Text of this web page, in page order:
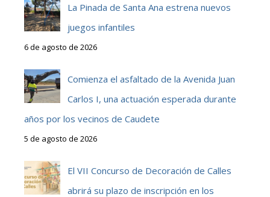
La Pinada de Santa Ana estrena nuevos
juegos infantiles
6 de agosto de 2026
Comienza el asfaltado de la Avenida Juan
Carlos I, una actuación esperada durante
años por los vecinos de Caudete
5 de agosto de 2026
El VII Concurso de Decoración de Calles
abrirá su plazo de inscripción en los